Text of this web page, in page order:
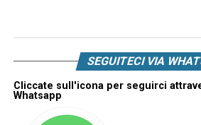
SEGUITECI VIA
Cliccate sull'icona per seguirci
Whatsapp